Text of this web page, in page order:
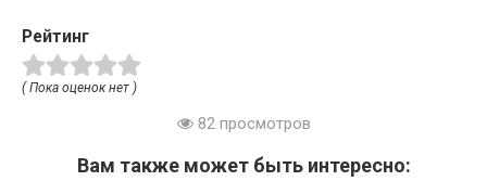
Рейтинг
( Пока оценок нет )
82 просмотров
Вам также может быть интересно: